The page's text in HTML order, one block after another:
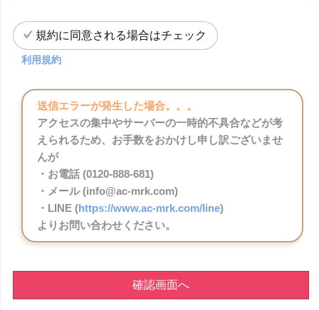
規約に同意される場合はチェック
利用規約
送信エラーが発生した場合。。。
アクセスの集中やサーバーの一時的不具合などが考
えられるため、お手数をおかけし申し訳ございませ
んが
・お電話 (0120-888-681)
・メール (info@ac-mrk.com)
・LINE (https://www.ac-mrk.com/line)
よりお問い合わせください。
確認画面へ